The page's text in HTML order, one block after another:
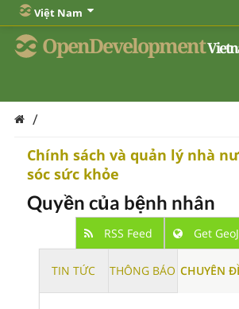
Việt Nam
OpenDevelopment
/
Chính sách và quản lý nhà
sóc sức khỏe
Quyền của bệnh nhân
RSS Feed Get
TIN TỨC THÔNG BÁO CHUYÊN